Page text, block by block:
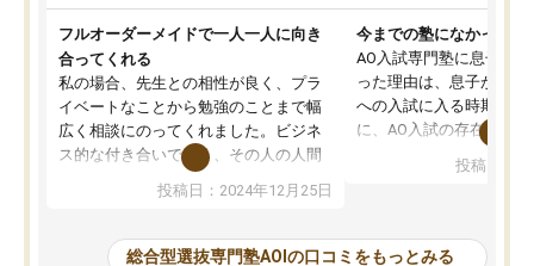
フルオーダーメイドで一人一人に向き
合ってくれる
私の場合、先生との相性が良く、プラ
イベートなことから勉強のことまで幅
広く相談にのってくれました。ビジネ
ス的な付き合いでなく、その人の人間
性までを適切に把握し、むきあってい
るなぁと強く感じることできました。
と相談すると、他の先生も紹介してく
投稿日：2024年12月25日
今までの塾になかった
AO入試専門塾に息子を
った理由は、息子が高校
への入試に入る時期に差
に、AO入試の存在を息
たことから、AOIに入塾
で、AO入試を改めて知
投稿日：
総合型選抜専門塾AOIの口コミをもっとみる